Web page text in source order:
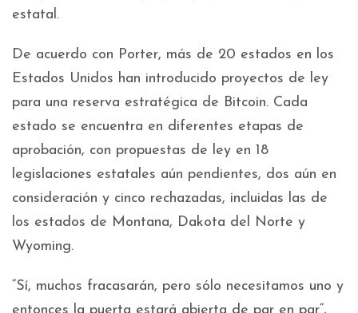
estatal.
De acuerdo con Porter, más de 20 estados en los
Estados Unidos han introducido proyectos de ley
para una reserva estratégica de Bitcoin. Cada
estado se encuentra en diferentes etapas de
aprobación, con propuestas de ley en 18
legislaciones estatales aún pendientes, dos aún en
consideración y cinco rechazadas, incluidas las de
los estados de Montana, Dakota del Norte y
Wyoming.
“Sí, muchos fracasarán, pero sólo necesitamos uno y